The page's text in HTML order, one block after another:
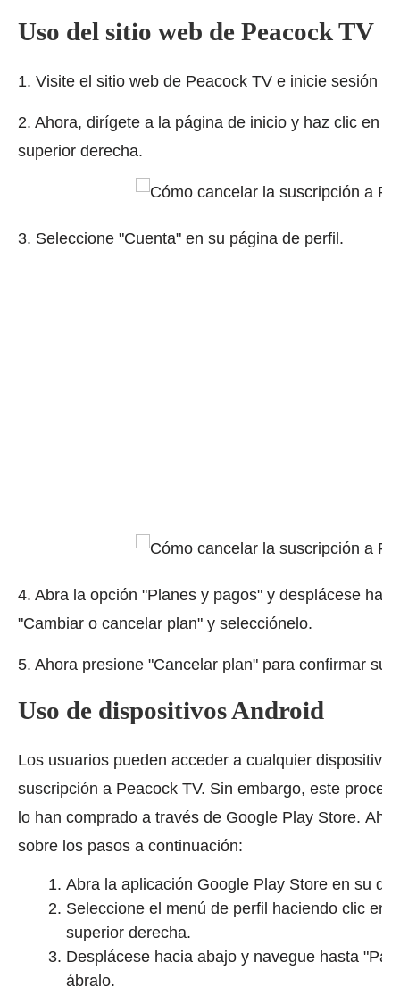
Uso del sitio web de Peacock TV
1. Visite el sitio web de Peacock TV e inicie sesión
2. Ahora, dirígete a la página de inicio y haz clic en
superior derecha.
3. Seleccione "Cuenta" en su página de perfil.
4. Abra la opción "Planes y pagos" y desplácese
"Cambiar o cancelar plan" y selecciónelo.
5. Ahora presione "Cancelar plan" para confirmar su
Uso de dispositivos Android
Los usuarios pueden acceder a cualquier dispositivo
suscripción a Peacock TV. Sin embargo, este
lo han comprado a través de Google Play Store.
sobre los pasos a continuación:
Abra la aplicación Google Play Store en su
Seleccione el menú de perfil haciendo clic en
superior derecha.
Desplácese hacia abajo y navegue hasta
ábralo.